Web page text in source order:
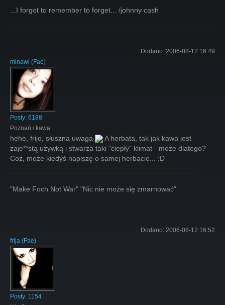
...I forgot to remember to forget... /johnny cash
Dodano: 2006-08-12 16:49
minawi (Fae)
Posty: 6188
Poznań / Iława
hehe, frijo, słuszna uwaga
A herbata, tak jak kawa jest
zaje**stą używką i stwarza taki "ciepły" klimat - może dlatego?
Coż, może kiedyś napiszę o samej herbacie... :D
"Make Foch Not War" "Nic nie może się zmarnować"
Dodano: 2006-08-12 16:52
frija (Fae)
Posty: 1154